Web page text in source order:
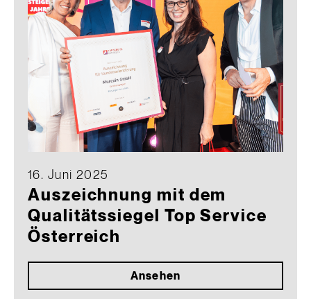
16. Juni 2025
Auszeichnung mit dem
Qualitätssiegel Top Service
Österreich
Ansehen